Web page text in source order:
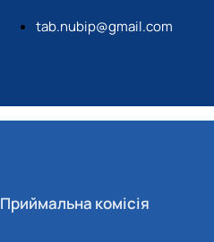
tab.nubip@gmail.com
Приймальна комісія